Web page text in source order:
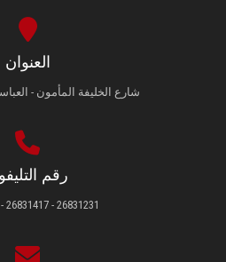
العنوان
شارع الخليفة المأمون -
رقم
26831231 - 26831417 - 26831474